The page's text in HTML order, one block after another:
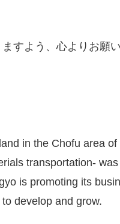
すよう、心よりお願い
in the Chofu area
transportation-
is promoting its
develop and grow.